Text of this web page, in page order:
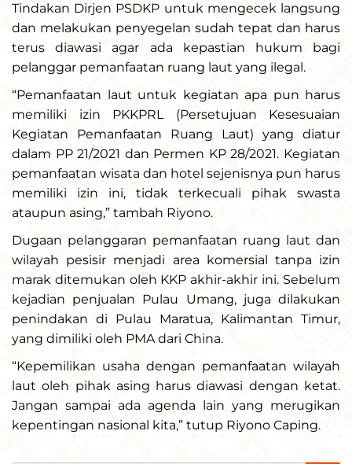
Tindakan Dirjen PSDKP untuk mengecek langsung
dan melakukan penyegelan sudah tepat dan harus
terus diawasi agar ada kepastian hukum bagi
pelanggar pemanfaatan ruang laut yang ilegal.
“Pemanfaatan laut untuk kegiatan apa pun harus
memiliki izin PKKPRL (Persetujuan Kesesuaian
Kegiatan Pemanfaatan Ruang Laut) yang diatur
dalam PP 21/2021 dan Permen KP 28/2021. Kegiatan
pemanfaatan wisata dan hotel sejenisnya pun harus
memiliki izin ini, tidak terkecuali pihak swasta
ataupun asing,” tambah Riyono.
Dugaan pelanggaran pemanfaatan ruang laut dan
wilayah pesisir menjadi area komersial tanpa izin
marak ditemukan oleh KKP akhir-akhir ini. Sebelum
kejadian penjualan Pulau Umang, juga dilakukan
penindakan di Pulau Maratua, Kalimantan Timur,
yang dimiliki oleh PMA dari China.
“Kepemilikan usaha dengan pemanfaatan wilayah
laut oleh pihak asing harus diawasi dengan ketat.
Jangan sampai ada agenda lain yang merugikan
kepentingan nasional kita,” tutup Riyono Caping.